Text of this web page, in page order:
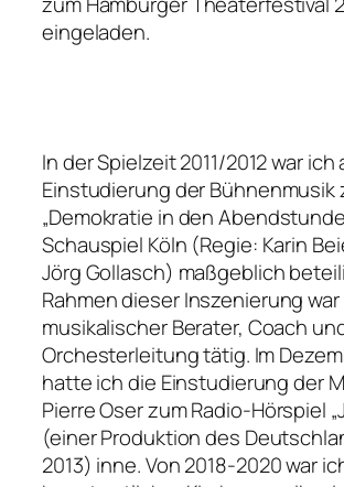
eingeladen.
In der Spielzeit 2011/2012 war ich
Einstudierung der Bühnenmusik
„Demokratie in den
Schauspiel Köln (Regie: Karin
Jörg Gollasch) maßgeblich
Rahmen dieser Inszenierung
musikalischer Berater, Coach
Orchesterleitung tätig. Im
hatte ich die Einstudierung der
Pierre Oser zum Radio-Hörspiel
(einer Produktion des
2013) inne. Von 2018-2020 war